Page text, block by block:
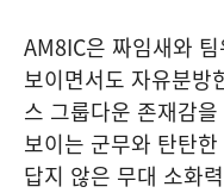
AM8IC은 짜임새와
보이면서도 자유분방
스 그룹다운 존재감
보이는 군무와 탄탄
답지 않은 무대 소화